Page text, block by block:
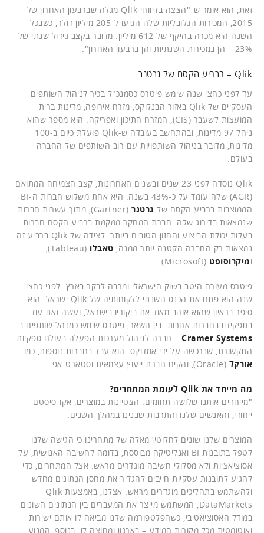
זאת, הוא אומר ש-"הצצה בדיווחי Qlik מגלה שברבעון האחרון של
2015, המכירות הגלובליות שלה הגיעו ל-205 מיליון דולר, כשבכל
השנה היא מכרה בהיקף של 612 מיליון. מדובר בקצב גידול שנתי של
23% – הן במכירות השנתיות והן ברבעון האחרון".
Qlik – ברביע הקסם של גרטנר
עד לפני כחצי שנה שימש פיטרס כסמנכ"ל בכיר לניהול השותפים
העסקיים של Qlik באזור הבנלוקס, מזרח אירופה, מדינות ברית
המועצות לשעבר (CIS), המזרח התיכון ואפריקה. הוא מספר שהוא
ניהל 97 מדינות, ובהתחשב בעובדה ש-Qlik פועלת כיום ב-100
מדינות, מדובר בניהול השותפויות עם רוב השותפים של החברה
בעולם.
Qlik נוסדה לפני 23 שנים ובשנים האחרונות, קצב הצמיחה המתואם
(AGR) שלה עומד על כ-43% בשנה. היא אחת משלוש חברות ה-BI
הממוצבות ברביע הקסם של גרטנר
(Gartner), מתוך עשרות חברות
שנמצאות בדירוג שלה. חברת המחקר ממקמת ברביע הקסם חברות
בעלות יכולת הביצוע והחזון הטובים ביותר. לצידה של Qlik ברביע זה
נמצאות רק החברה הקטנה יותר ממנה, טאבלו
(Tableau),
ומיקרוסופט (Microsoft).
פיטרס מעורה היטב בשוק הישראלי ומרבה לבקר בארץ. לפני כחצי
שנה הוא פתח את הכנס השנתי ללקוחותיה של Qlik ישראל. הוא
סיפר בראיון שהוא אוהב מאוד את ביקוריו בישראל, ועשה זאת עוד
בתפקידיו בחברות אחרות. בין השאר, פיטרס שימש כמנהל שותפים ב-
Cramer Systems – חברה לניהול מערכות הפעלה בעולם ספקיות
התקשורת, שנרכשה על ידי אמדוקס. הוא עבד בחברות נוספות, כמו
אורקל (Oracle), והקים חברת ייעוץ עצמאית וסטארט-אפ.
מה מייחד את Qlik לעומת המתחרים?
"מייחדים אותנו שלושה תחומים: הצטיינות במוצרים, אקו-סיסטם
ייחודי, והאנשים שלנו והתרבות שבנינו במהלך השנים.
המוצרים שלנו שונים לחלוטין מאלה של מתחרינו כי הגישה שלנו
לטפל בתובנות BI ואנליטיקה מבוססת, בדומה לחשיבה האנושית, על
אסוציאציות ולא מסלולי חשיבה מוגדרים מראש. אצל המתחרים, כדי
להגיע לתובנות עסקיות חייבים להגדיר את מחסן הנתונים מחדש
ולהשתמש בתהליכים מוגדרים מראש. אצלנו, באמצעות Qlik
DataMarkets, המשתמש מייצר את המעברים בין הנתונים השונים
במודל האסוציאטיבי, כשהפלטפורמה שלנו מביאה לו אותם ישירות
ואוטומטית מכל מקורות המידע – בארגון ומחוצה לו. בנוסף, המנוע